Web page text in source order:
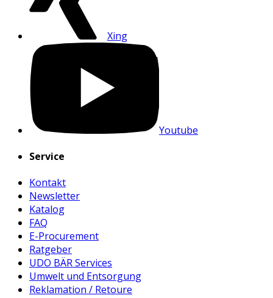
Xing
Youtube
Service
Kontakt
Newsletter
Katalog
FAQ
E-Procurement
Ratgeber
UDO BÄR Services
Umwelt und Entsorgung
Reklamation / Retoure